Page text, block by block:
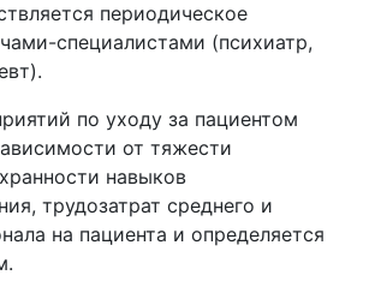
периодическое
специалистами (психиатр,
по уходу за пациентом
от тяжести
навыков
трудозатрат среднего и
на пациента и определяется